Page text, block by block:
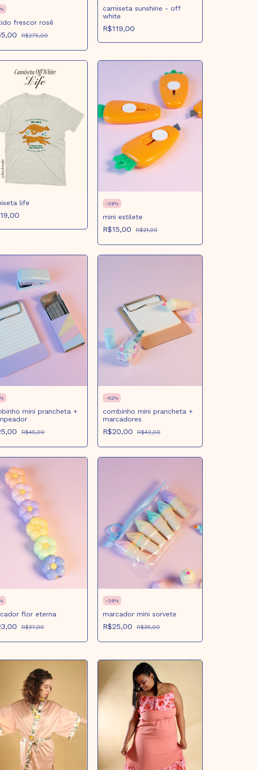
%
frescor rosê
R$275,00
camiseta sunshine - off
white
R$119,00
life -29%
mini estilete
R$15,00 R$21,00
%
mini prancheta +
R$45,00
-52%
combinho mini prancheta +
marcadores
R$20,00 R$42,00
flor eterna
R$37,00
-29%
marcador mini sorvete
R$25,00 R$35,00